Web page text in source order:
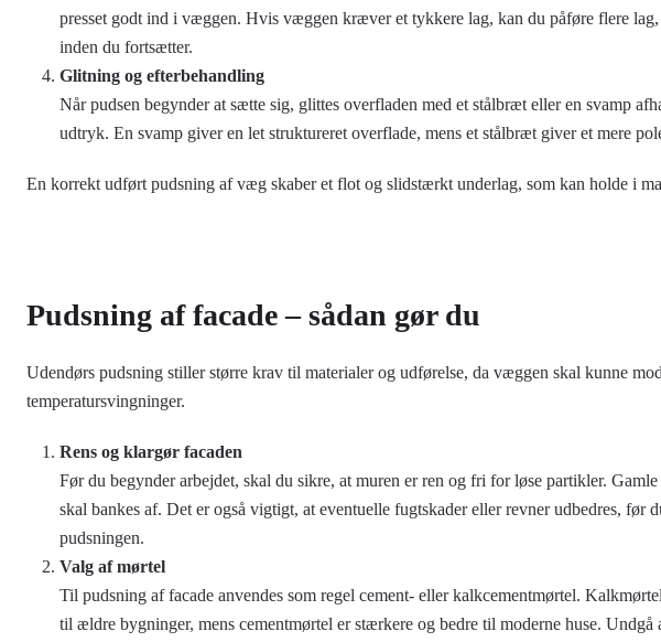
presset godt ind i væggen. Hvis væggen kræver et tykkere lag, kan du påføre flere
inden du fortsætter.
Glitning og efterbehandling
Når pudsen begynder at sætte sig, glittes overfladen med et stålbræt eller en svamp
udtryk. En svamp giver en let struktureret overflade, mens et stålbræt giver et mere
En korrekt udført pudsning af væg skaber et flot og slidstærkt underlag, som kan holde i
Pudsning af facade – sådan gør du
Udendørs pudsning stiller større krav til materialer og udførelse, da væggen skal kunne
temperatursvingninger.
Rens og klargør facaden
Før du begynder arbejdet, skal du sikre, at muren er ren og fri for løse partikler.
skal bankes af. Det er også vigtigt, at eventuelle fugtskader eller revner udbedres, før
pudsningen.
Valg af mørtel
Til pudsning af facade anvendes som regel cement- eller kalkcementmørtel.
til ældre bygninger, mens cementmørtel er stærkere og bedre til moderne huse. Undgå